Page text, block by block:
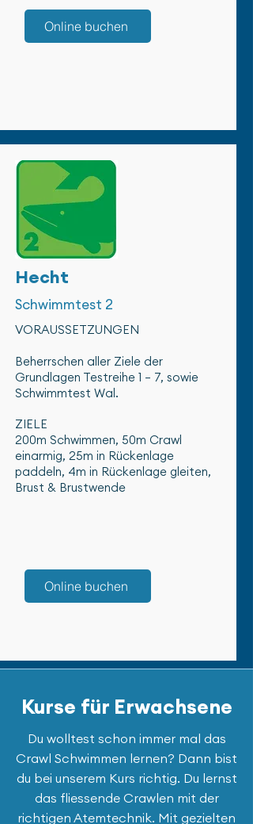
Hecht
Schwimmtest 2
VORAUSSETZUNGEN
Beherrschen aller Ziele der
Grundlagen Testreihe 1 – 7, sowie
Schwimmtest Wal.
ZIELE
200m Schwimmen, 50m Crawl
einarmig, 25m in Rückenlage
paddeln, 4m in Rückenlage gleiten,
Brust & Brustwende
Online buchen
Online buchen
Kurse für Erwachsene
Du wolltest schon immer mal das
Crawl Schwimmen lernen? Dann bist
du bei unserem Kurs richtig. Du lernst
das fliessende Crawlen mit der
richtigen Atemtechnik. Mit gezielten